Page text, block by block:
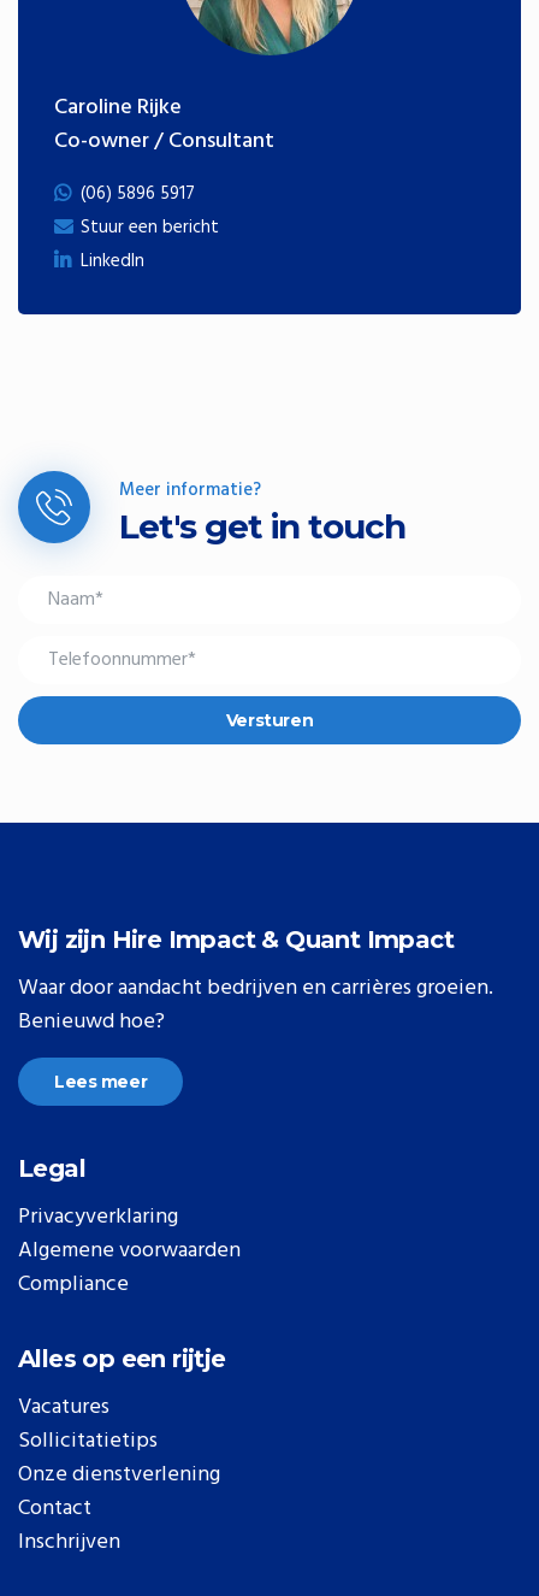
Caroline Rijke
Co-owner / Consultant
(06) 5896 5917
Stuur een bericht
LinkedIn
Meer informatie?
Let's get in touch
Versturen
Wij zijn Hire Impact & Quant Impact
Waar door aandacht bedrijven en carrières groeien.
Benieuwd hoe?
Lees meer
Legal
Privacyverklaring
Algemene voorwaarden
Compliance
Alles op een rijtje
Vacatures
Sollicitatietips
Onze dienstverlening
Contact
Inschrijven